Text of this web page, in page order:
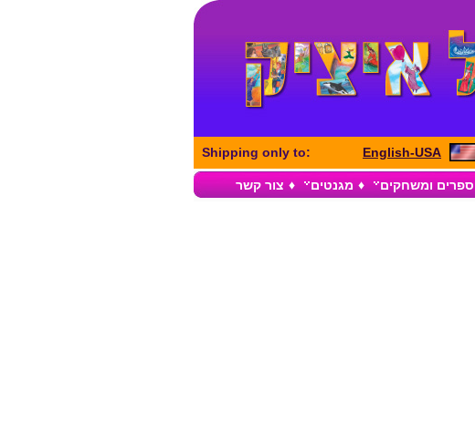
English-USA
Shipping only to:
ספרים ומשחקים ♦ מגנטים ♦ צור קשר